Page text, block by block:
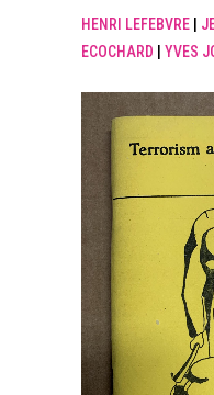
HENRI LEFEBVRE
ECOCHARD
YVES